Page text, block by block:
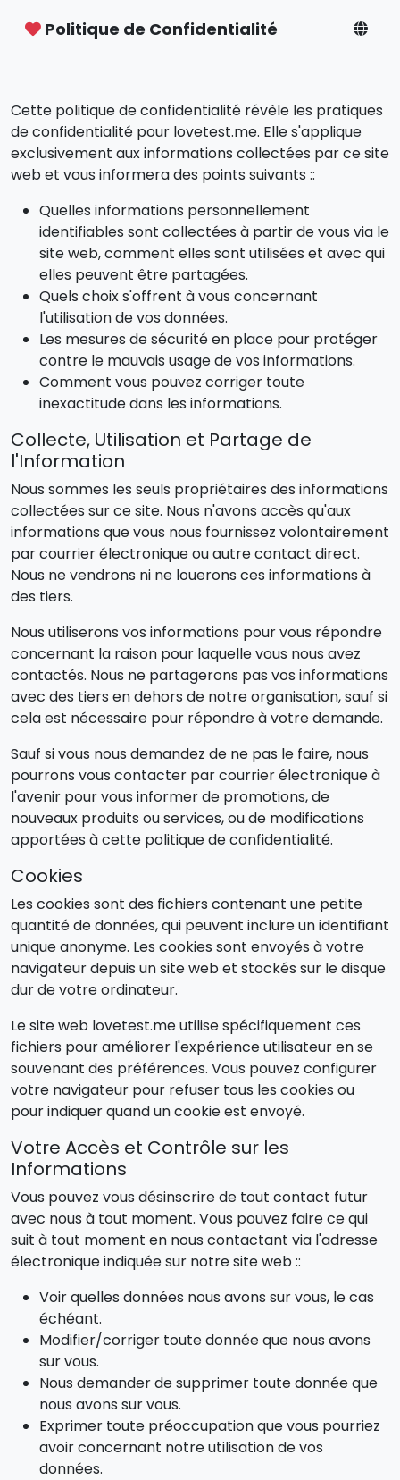
Politique de Confidentialité
Cette politique de confidentialité révèle les pratiques
de confidentialité pour lovetest.me. Elle s'applique
exclusivement aux informations collectées par ce site
web et vous informera des points suivants ::
Quelles informations personnellement
identifiables sont collectées à partir de vous via le
site web, comment elles sont utilisées et avec qui
elles peuvent être partagées.
Quels choix s'offrent à vous concernant
l'utilisation de vos données.
Les mesures de sécurité en place pour protéger
contre le mauvais usage de vos informations.
Comment vous pouvez corriger toute
inexactitude dans les informations.
Collecte, Utilisation et Partage de
l'Information
Nous sommes les seuls propriétaires des informations
collectées sur ce site. Nous n'avons accès qu'aux
informations que vous nous fournissez volontairement
par courrier électronique ou autre contact direct.
Nous ne vendrons ni ne louerons ces informations à
des tiers.
Nous utiliserons vos informations pour vous répondre
concernant la raison pour laquelle vous nous avez
contactés. Nous ne partagerons pas vos informations
avec des tiers en dehors de notre organisation, sauf si
cela est nécessaire pour répondre à votre demande.
Sauf si vous nous demandez de ne pas le faire, nous
pourrons vous contacter par courrier électronique à
l'avenir pour vous informer de promotions, de
nouveaux produits ou services, ou de modifications
apportées à cette politique de confidentialité.
Cookies
Les cookies sont des fichiers contenant une petite
quantité de données, qui peuvent inclure un identifiant
unique anonyme. Les cookies sont envoyés à votre
navigateur depuis un site web et stockés sur le disque
dur de votre ordinateur.
Le site web lovetest.me utilise spécifiquement ces
fichiers pour améliorer l'expérience utilisateur en se
souvenant des préférences. Vous pouvez configurer
votre navigateur pour refuser tous les cookies ou
pour indiquer quand un cookie est envoyé.
Votre Accès et Contrôle sur les
Informations
Vous pouvez vous désinscrire de tout contact futur
avec nous à tout moment. Vous pouvez faire ce qui
suit à tout moment en nous contactant via l'adresse
électronique indiquée sur notre site web ::
Voir quelles données nous avons sur vous, le cas
échéant.
Modifier/corriger toute donnée que nous avons
sur vous.
Nous demander de supprimer toute donnée que
nous avons sur vous.
Exprimer toute préoccupation que vous pourriez
avoir concernant notre utilisation de vos
données.